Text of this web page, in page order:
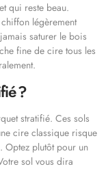
qui reste beau.
légèrement
saturer le bois
fine de cire tous les
?
stratifié. Ces sols
cire classique risque
Optez plutôt pour un
sol vous dira